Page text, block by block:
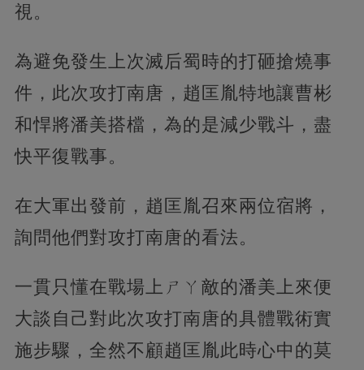
視。
為避免發生上次滅后蜀時的打砸搶燒事
件，此次攻打南唐，趙匡胤特地讓曹彬
和悍將潘美搭檔，為的是減少戰斗，盡
快平復戰事。
在大軍出發前，趙匡胤召來兩位宿將，
詢問他們對攻打南唐的看法。
一貫只懂在戰場上ㄕㄚ敵的潘美上來便
大談自己對此次攻打南唐的具體戰術實
施步驟，全然不顧趙匡胤此時心中的莫